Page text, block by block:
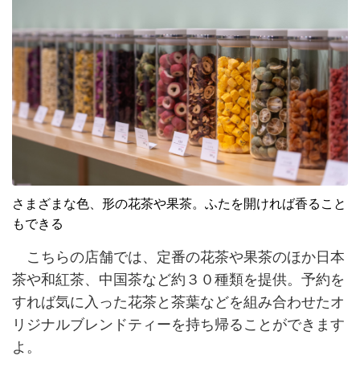
さまざまな色、形の花茶や果茶。ふたを開ければ香ること
もできる
こちらの店舗では、定番の花茶や果茶のほか日本
茶や和紅茶、中国茶など約３０種類を提供。予約を
すれば気に入った花茶と茶葉などを組み合わせたオ
リジナルブレンドティーを持ち帰ることができます
よ。